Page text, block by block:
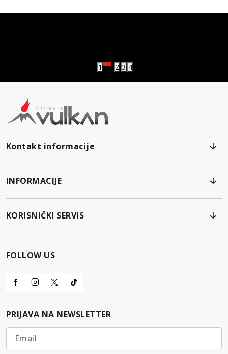
1 2 3 4
Kontakt informacije
INFORMACIJE
KORISNIČKI SERVIS
FOLLOW US
PRIJAVA NA NEWSLETTER
Email